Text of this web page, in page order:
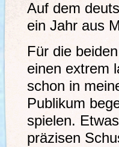
Auf dem
ein Jahr aus
Für die
einen extrem
schon in
Publikum
spielen.
präzisen